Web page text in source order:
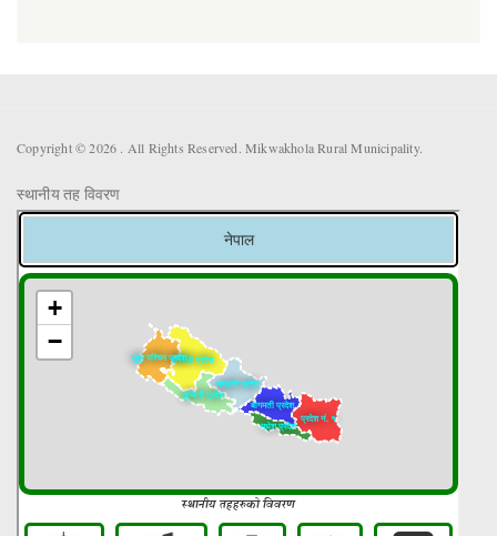
Copyright © 2026 . All Rights Reserved. Mikwakhola Rural Municipality.
स्थानीय तह विवरण